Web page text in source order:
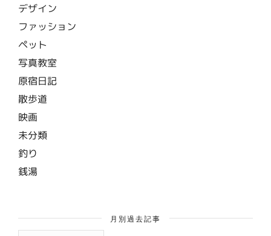
デザイン
ファッション
ペット
写真教室
原宿日記
散歩道
映画
未分類
釣り
銭湯
月別過去記事
月